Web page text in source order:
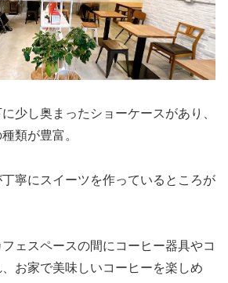
少し奥まったショーケースがあり、
類が豊富。
寧にスイーツを作っているところが
ェスペースの間にコーヒー器具やコ
お家で美味しいコーヒーを楽しめ